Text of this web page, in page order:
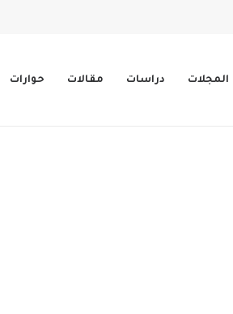
المجلات دراسات مقالات حوارات